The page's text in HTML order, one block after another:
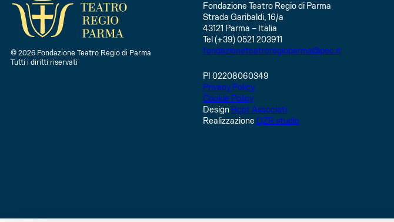
© 2026 Fondazione Teatro Regio di Parma
Tutti i diritti riservati
Fondazione Teatro Regio di Parma
Strada Garibaldi, 16/a
43121 Parma – Italia
Tel (+39) 0521 203911
fondazioneteatroregioparma@pec.it
PI 02208060349
Privacy Policy
Cookie Policy
Design Bcpt Associati
Realizzazione QZR studio